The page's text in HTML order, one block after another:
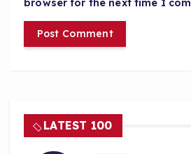
browser for the next time I
LATEST 100